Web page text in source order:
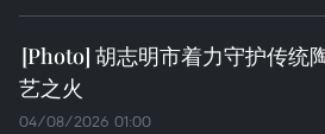
胡志明市着力守护传统
艺之火
04/08/2026 01:00